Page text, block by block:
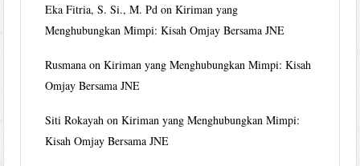
Eka Fitria, S. Si., M. Pd onKiriman yang
Menghubungkan Mimpi: Kisah Omjay Bersama JNE
Rusmana onKiriman yang Menghubungkan Mimpi: Kisah
Omjay Bersama JNE
Siti Rokayah onKiriman yang Menghubungkan Mimpi:
Kisah Omjay Bersama JNE